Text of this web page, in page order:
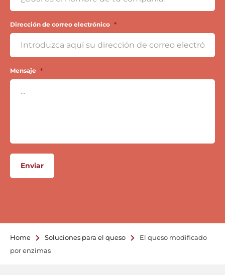
Dirección de correo electrónico *
Mensaje *
Enviar
Home Soluciones para el queso
El queso modificado
por enzimas